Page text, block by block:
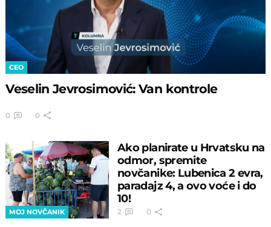
CEO
Veselin Jevrosimović: Van kontrole
0 0
MOJ NOVČANIK
Ako planirate u Hrvatsku na
odmor, spremite
novčanike: Lubenica 2 evra,
paradajz 4, a ovo voće i do
10!
2 0